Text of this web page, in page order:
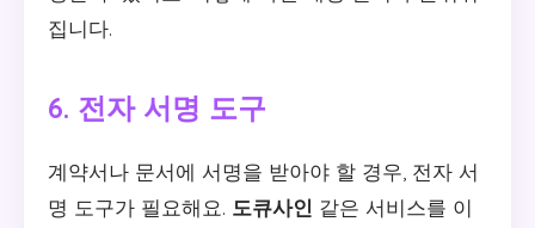
집니다.
6. 전자 서명 도구
계약서나 문서에 서명을 받아야 할 경우, 전자 서
명 도구가 필요해요. 도큐사인 같은 서비스를 이